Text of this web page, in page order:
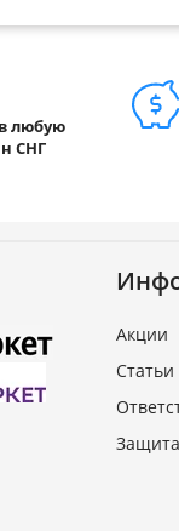
любую
СНГ
Акции
Статьи